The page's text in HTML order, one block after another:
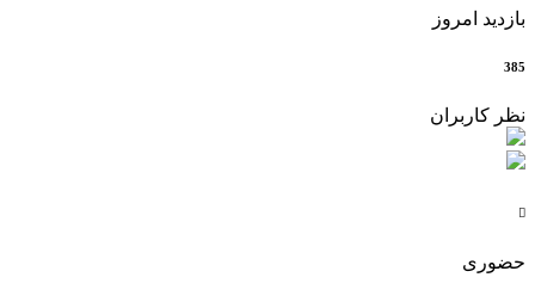
بازدید امروز
385
نظر کاربران

حضوری